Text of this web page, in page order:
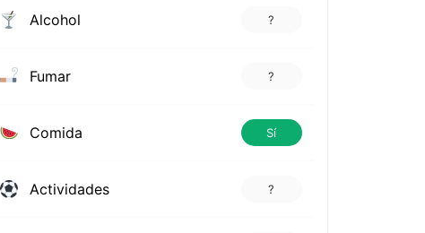
Alcohol ?
Fumar ?
Comida Sí
Actividades ?